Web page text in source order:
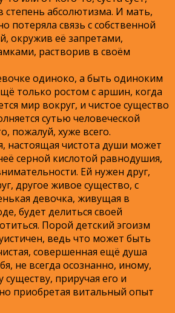
степень абсолютизма. И мать,
потеряла связь с собственной
окружив её запретами,
растворив в своём
одиноко, а быть одиноким
только ростом с аршин, когда
мир вокруг, и чистое существо
сутью человеческой
пожалуй, хуже всего.
настоящая чистота души может
серной кислотой равнодушия,
Ей нужен друг,
другое живое существо, с
девочка, живущая в
будет делиться своей
Порой детский эгоизм
ведь что может быть
совершенная ещё душа
не всегда осознанно, иному,
существу, приручая его и
приобретая витальный опыт